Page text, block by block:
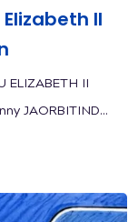
II
ELIZABETH II
JAORBITIND...